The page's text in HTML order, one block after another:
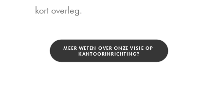
kort overleg.
MEER WETEN OVER ONZE VISIE OP
KANTOORINRICHTING?